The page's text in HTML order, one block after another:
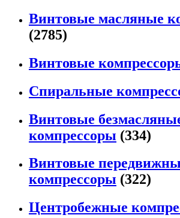
Винтовые масляные
(2785)
Винтовые
Спиральные
Винтовые
компрессоры (334)
Винтовые
компрессоры (322)
Центробежные